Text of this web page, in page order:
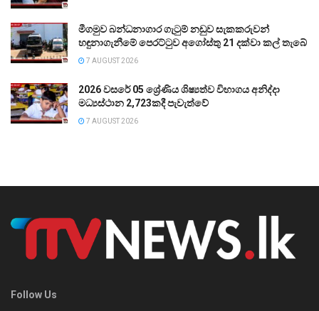
මීගමුව බන්ධනාගාර ගැටුම් නඩුව සැකකරුවන්
හඳුනාගැනීමේ පෙරට්ටුව අගෝස්තු 21 දක්වා කල් තැබේ
7 AUGUST 2026
2026 වසරේ 05 ශ්‍රේණිය ශිෂ්‍යත්ව විභාගය අනිද්දා
මධ්‍යස්ථාන 2,723කදී පැවැත්වේ
7 AUGUST 2026
Follow Us